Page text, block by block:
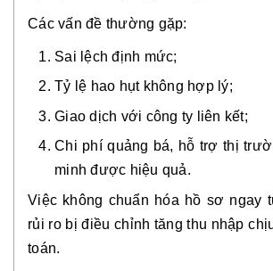
Các vấn đề thường gặp:
Sai lệch định mức;
Tỷ lệ hao hụt không hợp lý;
Giao dịch với công ty liên kết;
Chi phí quảng bá, hỗ trợ thị
minh được hiệu quả.
Việc không chuẩn hóa hồ sơ ngay
rủi ro bị điều chỉnh tăng thu nhập
toán.